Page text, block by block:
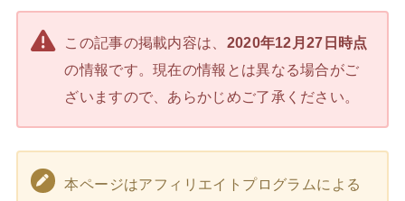
この記事の掲載内容は、 2020年12月27日時点
の情報です。現在の情報とは異なる場合がご
ざいますので、あらかじめご了承ください。
本ページはアフィリエイトプログラムによる